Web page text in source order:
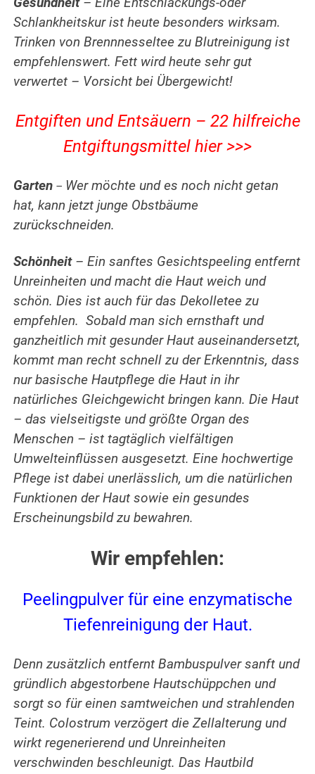
Schlankheitskur ist heute besonders wirksam.
Trinken von Brennnesseltee zu Blutreinigung ist
empfehlenswert. Fett wird heute sehr gut
verwertet – Vorsicht bei Übergewicht!
Entgiften und Entsäuern – 22 hilfreiche
Entgiftungsmittel hier >>>
Garten – Wer möchte und es noch nicht getan
hat, kann jetzt junge Obstbäume
zurückschneiden.
Schönheit– Ein sanftes Gesichtspeeling entfernt
Unreinheiten und macht die Haut weich und
schön. Dies ist auch für das Dekolletee zu
empfehlen.Sobald man sich ernsthaft und
ganzheitlich mit gesunder Haut auseinandersetzt,
kommt man recht schnell zu der Erkenntnis, dass
nur basische Hautpflege die Haut in ihr
natürliches Gleichgewicht bringen kann. Die Haut
– das vielseitigste und größte Organ des
Menschen – ist tagtäglich vielfältigen
Umwelteinflüssen ausgesetzt. Eine hochwertige
Pflege ist dabei unerlässlich, um die natürlichen
Funktionen der Haut sowie ein gesundes
Erscheinungsbild zu bewahren.
Wir empfehlen:
Peelingpulver für eine enzymatische
Tiefenreinigung der Haut.
Denn zusätzlich entfernt Bambuspulver sanft und
gründlich abgestorbene Hautschüppchen und
sorgt so für einen samtweichen und strahlenden
Teint. Colostrum verzögert die Zellalterung und
wirkt regenerierend und Unreinheiten
verschwinden beschleunigt. Das Hautbild